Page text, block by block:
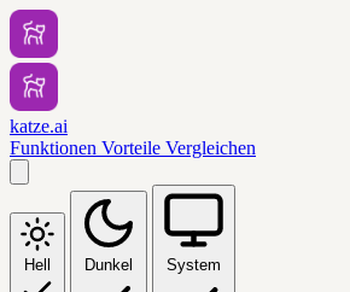
katze.ai
Funktionen Vorteile Vergleichen
Hell Dunkel System